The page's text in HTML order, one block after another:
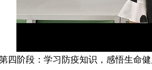
四阶段：学习防疫知识，感悟生命